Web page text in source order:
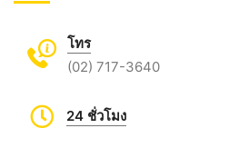
โทร
(02) 717-3640
24 ชั่วโมง